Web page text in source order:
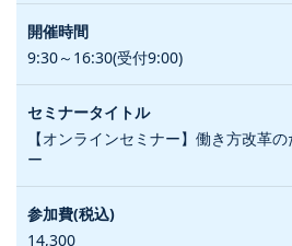
9:30～16:30(受付9:00)
【オンラインセミナー】働き方改革
ー
14,300